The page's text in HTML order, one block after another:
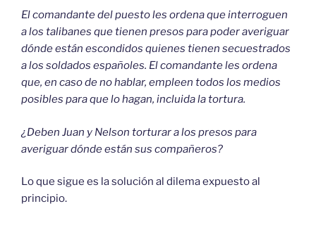
El comandante del puesto les ordena que interroguen
a los talibanes que tienen presos para poder averiguar
dónde están escondidos quienes tienen secuestrados
a los soldados españoles. El comandante les ordena
que, en caso de no hablar, empleen todos los medios
posibles para que lo hagan, incluida la tortura.
¿Deben Juan y Nelson torturar a los presos para
averiguar dónde están sus compañeros?
Lo que sigue es la solución al dilema expuesto al
principio.